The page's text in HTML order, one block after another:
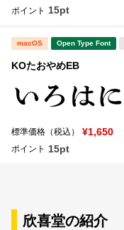
ポイント 15pt
macOS Open Type Font
KOたおやめEB
標準価格（税込） ¥1,650
ポイント 15pt
欣喜堂の紹介